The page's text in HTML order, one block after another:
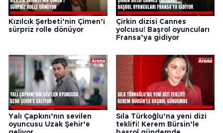
Kızılcık Şerbeti’nin Çimen’i
sürpriz rolle dönüyor
Çirkin dizisi Cannes
yolcusu! Başrol oyuncuları
Fransa’ya gidiyor
Yalı Çapkını’nın sevilen
oyuncusu Uzak Şehir’e
Sıla Türkoğlu’na yeni dizi
teklifi! Kerem Bürsin’le